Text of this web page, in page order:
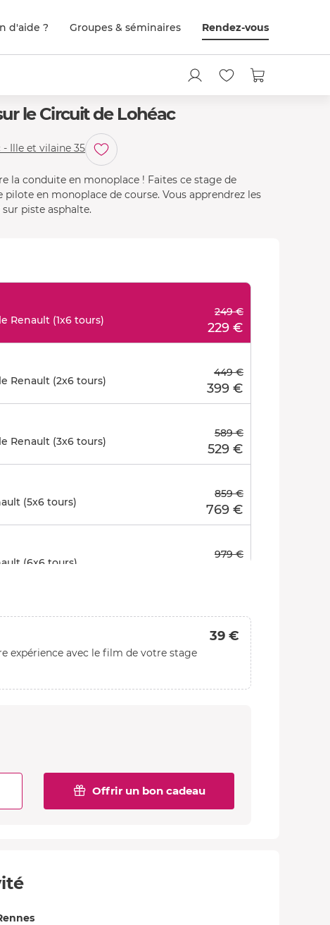
d'aide ? Groupes & séminaires Rendez-vous
le Circuit de Lohéac
Ille et vilaine 35
la conduite en monoplace ! Faites ce stage de
en monoplace de course. Vous apprendrez les
piste asphalte.
Renault (1x6 tours)
249 €
229 €
Renault (2x6 tours)
449 €
399 €
Renault (3x6 tours)
589 €
529 €
(5x6 tours)
859 €
769 €
(6x6 tours)
979 €
expérience avec le film de votre stage
39 €
Offrir un bon cadeau